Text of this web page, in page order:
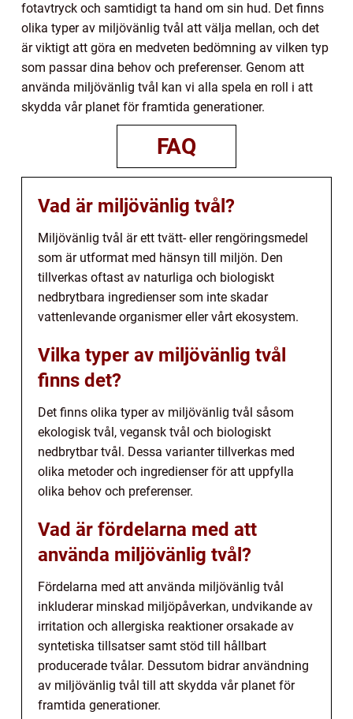
fotavtryck och samtidigt ta hand om sin hud. Det finns
olika typer av miljövänlig tvål att välja mellan, och det
är viktigt att göra en medveten bedömning av vilken typ
som passar dina behov och preferenser. Genom att
använda miljövänlig tvål kan vi alla spela en roll i att
skydda vår planet för framtida generationer.
FAQ
Vad är miljövänlig tvål?
Miljövänlig tvål är ett tvätt- eller rengöringsmedel
som är utformat med hänsyn till miljön. Den
tillverkas oftast av naturliga och biologiskt
nedbrytbara ingredienser som inte skadar
vattenlevande organismer eller vårt ekosystem.
Vilka typer av miljövänlig tvål
finns det?
Det finns olika typer av miljövänlig tvål såsom
ekologisk tvål, vegansk tvål och biologiskt
nedbrytbar tvål. Dessa varianter tillverkas med
olika metoder och ingredienser för att uppfylla
olika behov och preferenser.
Vad är fördelarna med att
använda miljövänlig tvål?
Fördelarna med att använda miljövänlig tvål
inkluderar minskad miljöpåverkan, undvikande av
irritation och allergiska reaktioner orsakade av
syntetiska tillsatser samt stöd till hållbart
producerade tvålar. Dessutom bidrar användning
av miljövänlig tvål till att skydda vår planet för
framtida generationer.